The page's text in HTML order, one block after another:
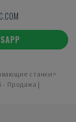
станки
- Продажа |